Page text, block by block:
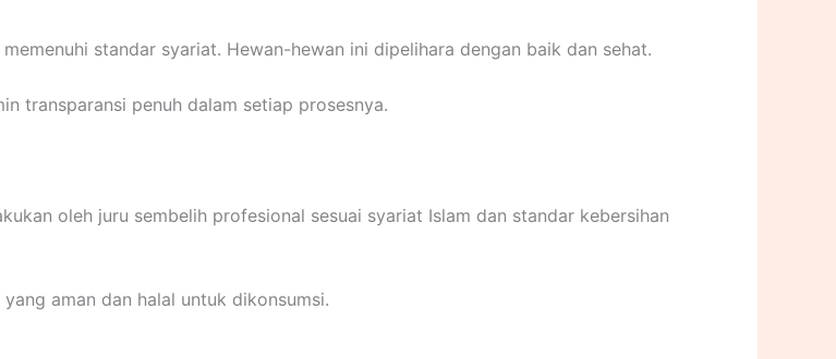
standar syariat. Hewan-hewan ini dipelihara dengan baik dan sehat.
transparansi penuh dalam setiap prosesnya.
oleh juru sembelih profesional sesuai syariat Islam dan standar kebersihan
aman dan halal untuk dikonsumsi.